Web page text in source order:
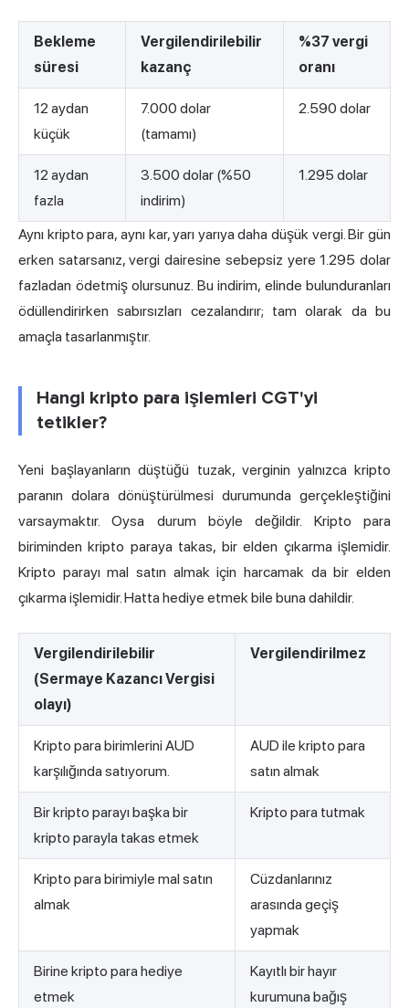
Bekleme
süresi
Vergilendirilebilir
kazanç
%37 vergi
oranı
12 aydan
küçük
7.000 dolar
(tamamı)
2.590 dolar
12 aydan
fazla
3.500 dolar (%50
indirim)
1.295 dolar
Aynı kripto para, aynı kar, yarı yarıya daha düşük vergi. Bir gün
erken satarsanız, vergi dairesine sebepsiz yere 1.295 dolar
fazladan ödetmiş olursunuz. Bu indirim, elinde bulunduranları
ödüllendirirken sabırsızları cezalandırır; tam olarak da bu
amaçla tasarlanmıştır.
Hangi kripto para işlemleri CGT'yi
tetikler?
Yeni başlayanların düştüğü tuzak, verginin yalnızca kripto
paranın dolara dönüştürülmesi durumunda gerçekleştiğini
varsaymaktır. Oysa durum böyle değildir. Kripto para
biriminden kripto paraya takas, bir elden çıkarma işlemidir.
Kripto parayı mal satın almak için harcamak da bir elden
çıkarma işlemidir. Hatta hediye etmek bile buna dahildir.
Vergilendirilebilir
(Sermaye Kazancı Vergisi
olayı)
Vergilendirilmez
Kripto para birimlerini AUD
karşılığında satıyorum.
AUD ile kripto para
satın almak
Bir kripto parayı başka bir
kripto parayla takas etmek
Kripto para tutmak
Kripto para birimiyle mal satın
almak
Cüzdanlarınız
arasında geçiş
yapmak
Birine kripto para hediye
etmek
Kayıtlı bir hayır
kurumuna bağış